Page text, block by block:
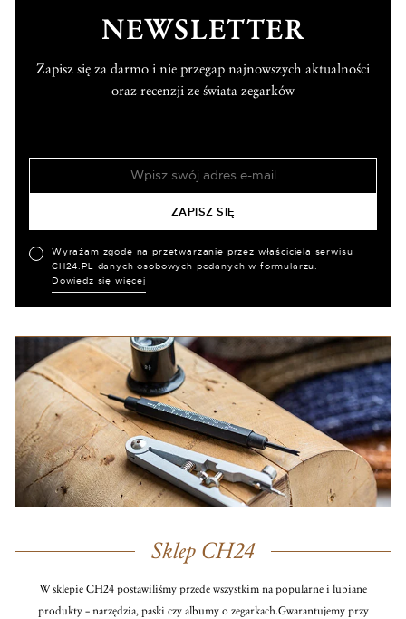
NEWSLETTER
Zapisz się za darmo i nie przegap najnowszych aktualności
oraz recenzji ze świata zegarków
Wyrażam zgodę na przetwarzanie przez właściciela serwisu
CH24.PL danych osobowych podanych w formularzu.
Dowiedz się więcej
Sklep CH24
W sklepie CH24 postawiliśmy przede wszystkim na popularne i lubiane
produkty – narzędzia, paski czy albumy o zegarkach.Gwarantujemy przy